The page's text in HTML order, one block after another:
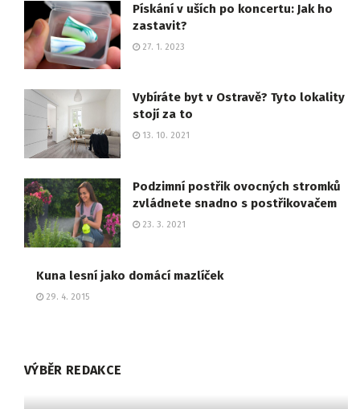
Pískání v uších po koncertu: Jak ho
zastavit?
27. 1. 2023
Vybíráte byt v Ostravě? Tyto lokality
stojí za to
13. 10. 2021
Podzimní postřik ovocných stromků
zvládnete snadno s postřikovačem
23. 3. 2021
Kuna lesní jako domácí mazlíček
29. 4. 2015
VÝBĚR REDAKCE